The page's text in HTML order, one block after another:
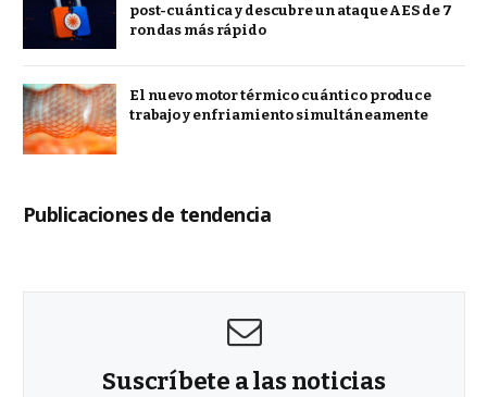
post-cuántica y descubre un ataque AES de 7
rondas más rápido
El nuevo motor térmico cuántico produce
trabajo y enfriamiento simultáneamente
Publicaciones de tendencia
Suscríbete a las noticias